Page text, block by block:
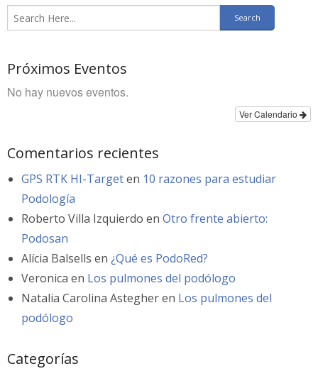
Próximos Eventos
No hay nuevos eventos.
Ver Calendario
Comentarios recientes
GPS RTK HI-Targeten 10 razones para estudiar
Podología
Roberto Villa Izquierdo en Otro frente abierto:
Podosan
Alícia Balsells en ¿Qué es PodoRed?
Veronica en Los pulmones del podólogo
Natalia Carolina Astegheren Los pulmones del
podólogo
Categorías